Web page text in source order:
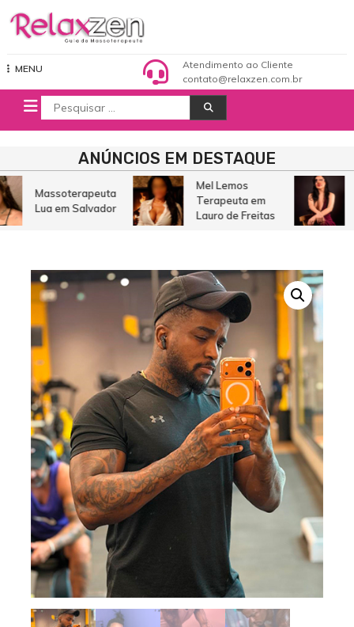
para
Relaxzen Guia de Massoterapeuta
MENU
Atendimento ao Cliente
contato@relaxzen.com.br
Procurar
por:
ANÚNCIOS EM DESTAQUE
Massoterapeuta
Lua em Salvador
Mel Lemos
Terapeuta em
Lauro de Freitas